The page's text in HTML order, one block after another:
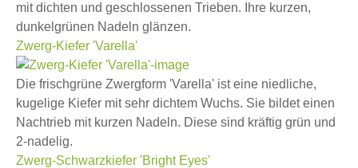
mit dichten und geschlossenen Trieben. Ihre kurzen,
dunkelgrünen Nadeln glänzen.
Zwerg-Kiefer 'Varella'
Die frischgrüne Zwergform 'Varella' ist eine niedliche,
kugelige Kiefer mit sehr dichtem Wuchs. Sie bildet einen
Nachtrieb mit kurzen Nadeln. Diese sind kräftig grün und
2-nadelig.
Zwerg-Schwarzkiefer 'Bright Eyes'